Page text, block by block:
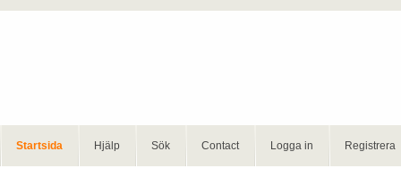
Startsida Hjälp Sök Contact Logga in Registrera